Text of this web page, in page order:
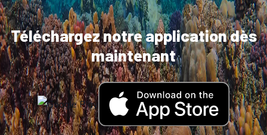
Téléchargez notre application dès
maintenant